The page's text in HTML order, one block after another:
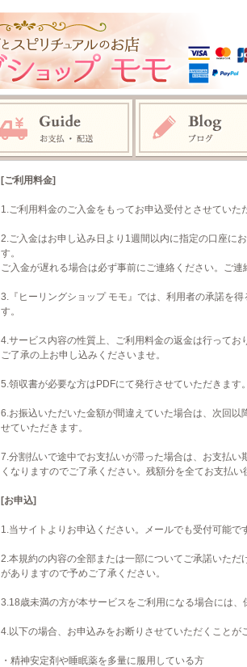
[ご利用料金]
1.ご利用料金のご入金をもってお申込受付とさせていた
2.ご入金はお申し込み日より1週間以内に指定の口座に
す。
ご入金が遅れる場合は必ず事前にご連絡ください。ご
3.『ヒーリングショップ モモ』では、利用者の承諾を
す。
4.サービス内容の性質上、ご利用料金の返金は行ってお
ご了承の上お申し込みくださいませ。
5.領収書が必要な方はPDFにて発行させていただきます
6.お振込いただいた金額が間違えていた場合は、次回
せていただきます。
7.分割払いで途中でお支払いが滞った場合は、お支払
くなりますのでご了承ください。残額分を全てお支払い
[お申込]
1.当サイトよりお申込ください。メールでも受付可能で
2.本規約の内容の全部または一部についてご承諾いた
がありますので予めご了承ください。
3.18歳未満の方が本サービスをご利用になる場合には
4.以下の場合、お申込みをお断りさせていただくことが
・精神安定剤や睡眠薬を多量に服用している方